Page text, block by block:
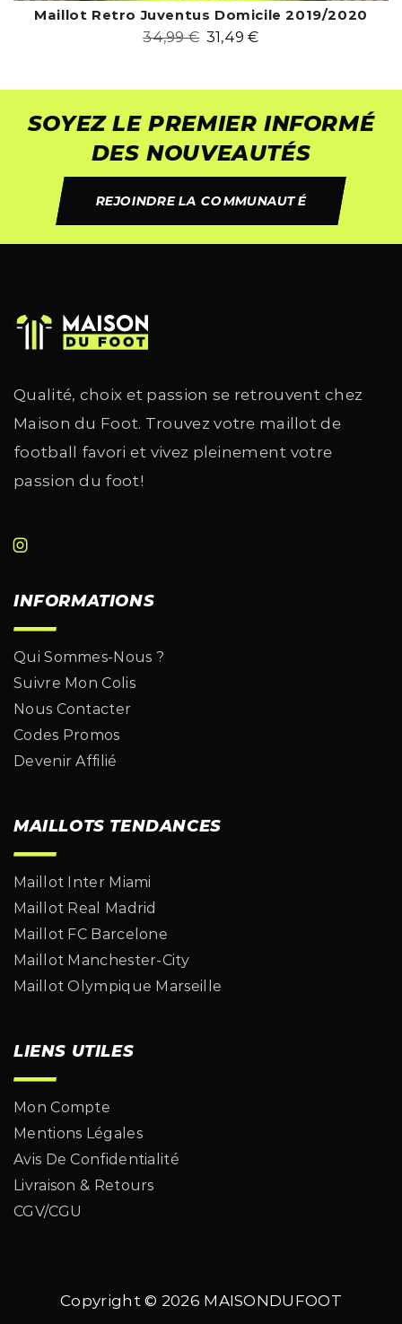
Maillot Retro Juventus Domicile 2019/2020
34,99€ 31,49€
SOYEZ LE PREMIER INFORMÉ
DES NOUVEAUTÉS
REJOINDRE LA COMMUNAUTÉ
Qualité, choix et passion se retrouvent chez
Maison du Foot. Trouvez votre maillot de
football favori et vivez pleinement votre
passion du foot!
INFORMATIONS
Qui Sommes-Nous ?
Suivre Mon Colis
Nous Contacter
Codes Promos
Devenir Affilié
MAILLOTS TENDANCES
Maillot Inter Miami
Maillot Real Madrid
Maillot FC Barcelone
Maillot Manchester-City
Maillot Olympique Marseille
LIENS UTILES
Mon Compte
Mentions Légales
Avis De Confidentialité
Livraison & Retours
CGV/CGU
Copyright © 2026 MAISONDUFOOT